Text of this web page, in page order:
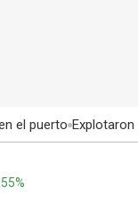
el puerto